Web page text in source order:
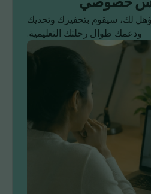
لك، سيقوم بتحفيزك وتحديك
ودعمك طوال رحلتك التعليمية.